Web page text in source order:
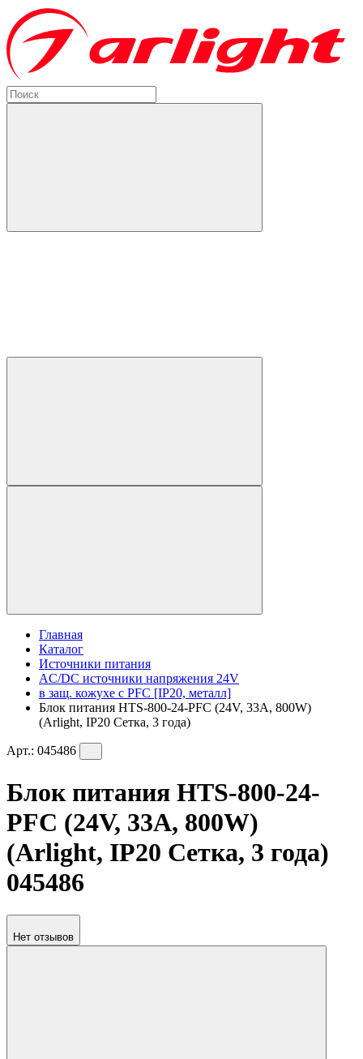
Главная
Каталог
Источники питания
AC/DC источники напряжения 24V
в защ. кожухе с PFC [IP20, металл]
Блок питания HTS-800-24-PFC (24V, 33A, 800W)
(Arlight, IP20 Сетка, 3 года)
Арт.: 045486
Блок питания HTS-800-24-
PFC (24V, 33A, 800W)
(Arlight, IP20 Сетка, 3 года)
045486
Нет отзывов